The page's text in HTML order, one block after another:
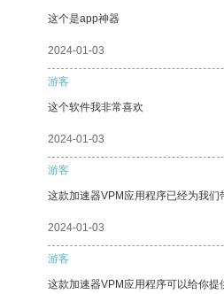
这个是app神器
2024-01-03
游客
这个软件我非常喜欢
2024-01-03
游客
这款加速器VPM应用程序已经为我们
2024-01-03
游客
这款加速器VPM应用程序可以给你提